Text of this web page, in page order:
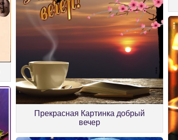
Прекрасная Картинка добрый
вечер